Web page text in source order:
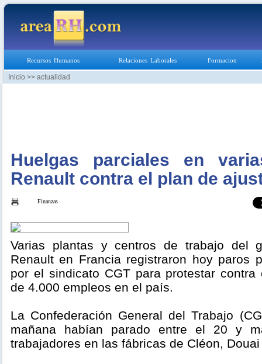
Recursos Humanos Relaciones Laborales Formacion
Inicio >> actualidad
Huelgas parciales en
Renault contra el plan de
Finanzas
Varias plantas y centros de trabajo del
Renault en Francia registraron hoy paros
por el sindicato CGT para protestar
de 4.000 empleos en el país.
La Confederación General del Trabajo
mañana habían parado entre el 20 y
trabajadores en las fábricas de Cléon,